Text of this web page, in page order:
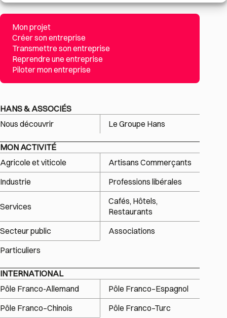
Mon projet
Créer son entreprise
Transmettre son entreprise
Reprendre une entreprise
Piloter mon entreprise
HANS & ASSOCIÉS
Nous découvrir
Le Groupe Hans
MON ACTIVITÉ
Agricole et viticole
Artisans Commerçants
Industrie
Professions libérales
Services
Cafés, Hôtels,
Restaurants
Secteur public
Associations
Particuliers
INTERNATIONAL
Pôle Franco-Allemand
Pôle Franco–Espagnol
Pôle Franco–Chinois
Pôle Franco–Turc